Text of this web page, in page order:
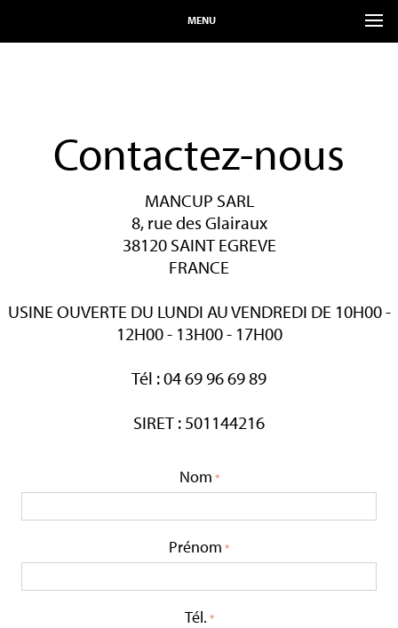
MENU
Contactez-nous
MANCUP SARL
8, rue des Glairaux
38120 SAINT EGREVE
FRANCE
USINE OUVERTE DU LUNDI AU VENDREDI DE 10H00 -
12H00 - 13H00 - 17H00
Tél : 04 69 96 69 89
SIRET : 501144216
Nom
Prénom
Tél.